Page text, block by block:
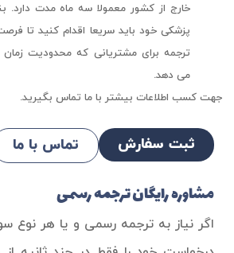
خارج از کشور معمولا سه ماه مدت دارد.
پزشکی خود باید سریعا اقدام کنید تا
ترجمه برای مشتریانی که محدودیت زمان
می دهد.
جهت کسب اطلاعات بیشتر با ما تماس بگیرید.
ثبت سفارش تماس با ما
مشاوره رایگان ترجمه رسمی
اگر نیاز به ترجمه رسمی و یا هر نوع